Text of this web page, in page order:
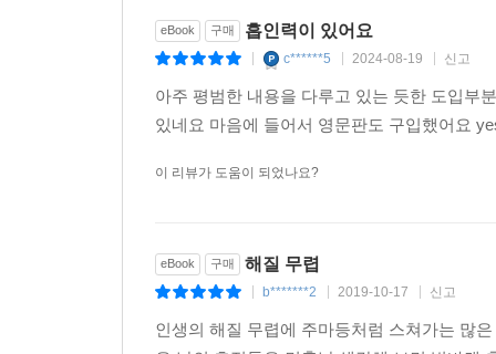
eBook 구매 흡인력이 있어요
c******5 2024-08-19 신고
아주 평범한 내용을 다루고 있는 듯한 도입부
있네요 마음에 들어서 영문판도 구입했어요
이 리뷰가 도움이 되었나요?
eBook 구매 해질 무렵
b*******2 2019-10-17 신고
인생의 해질 무렵에 주마등처럼 스쳐가는 많